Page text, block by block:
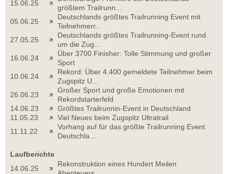
15.06.25
größtem Trailrunn...
05.06.25
Deutschlands größtes Trailrunning Event mit
Teilnehmerr...
27.05.25
Deutschlands größtes Trailrunning-Event rund
um die Zug...
16.06.24
Über 3700 Finisher: Tolle Stimmung und großer
Sport
10.06.24
Rekord: Über 4.400 gemeldete Teilnehmer beim
Zugspitz U...
26.06.23
Großer Sport und große Emotionen mit
Rekordstarterfeld
14.06.23
Größtes Trailrunnin-Event in Deutschland
11.05.23
Viel Neues beim Zugspitz Ultratrail
11.11.22
Vorhang auf für das größte Trailrunning Event
Deutschla...
Laufberichte
14.06.25
Rekonstruktion eines Hundert Meilen